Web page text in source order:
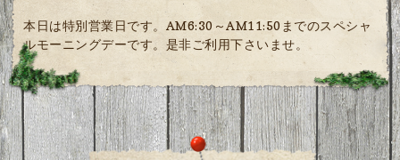
本日は特別営業日です。AM6:30～AM11:50までのスペシャ
ルモーニングデーです。是非ご利用下さいませ。